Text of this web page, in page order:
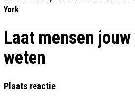
York
Laat mensen
weten
Plaats reactie